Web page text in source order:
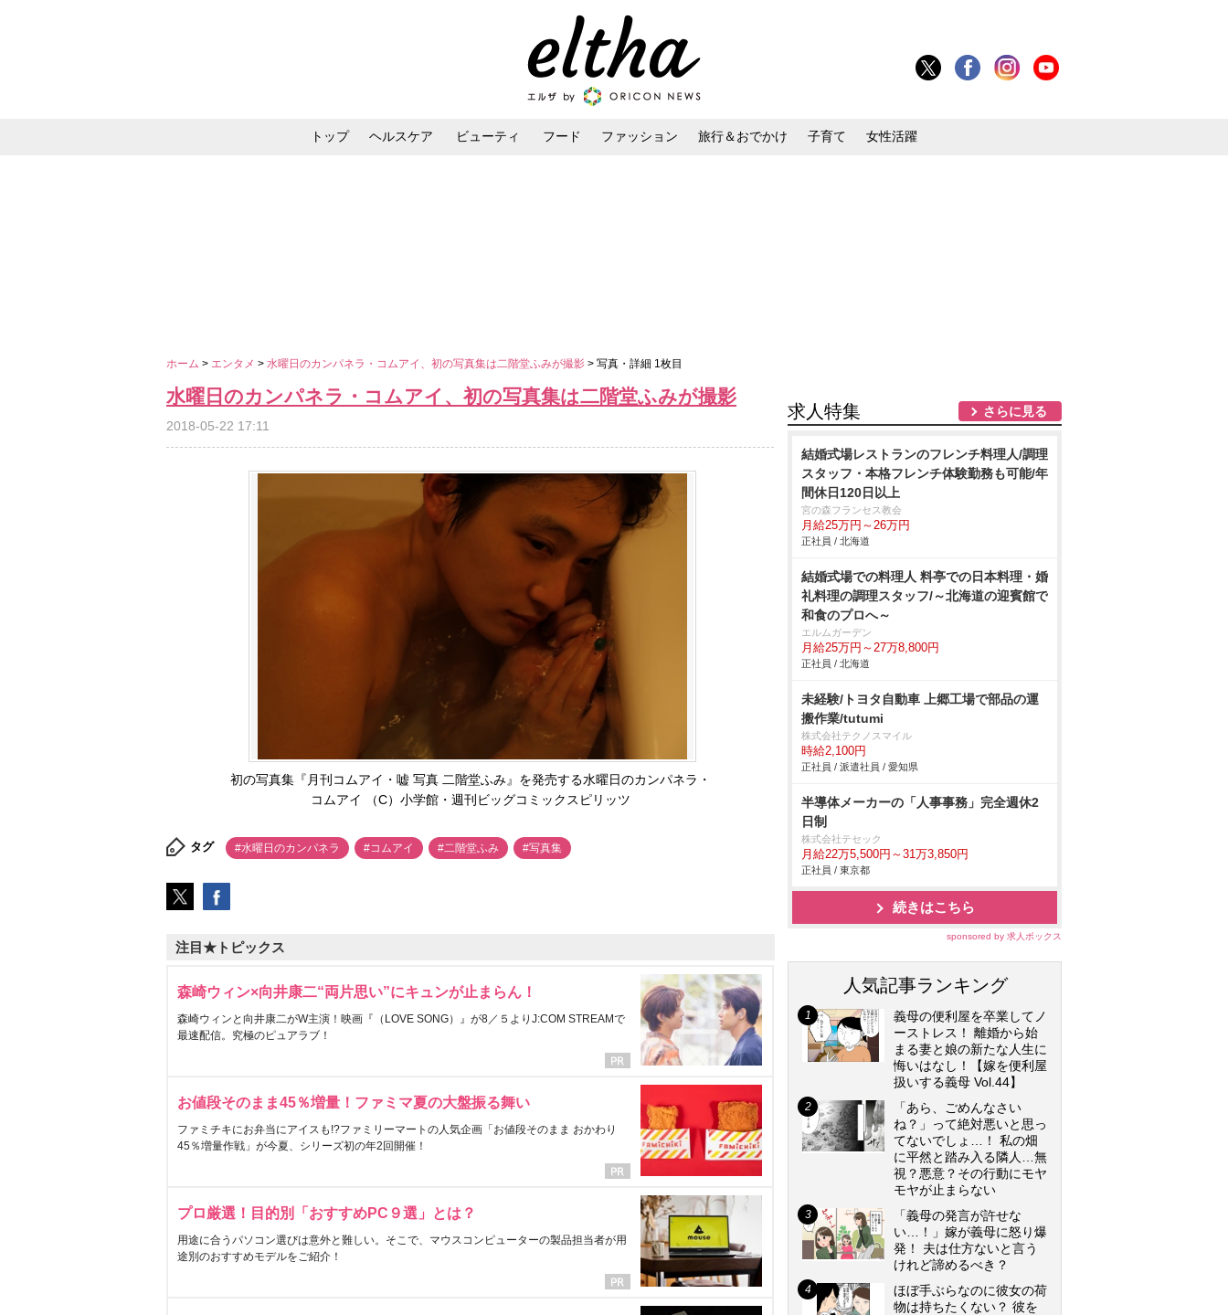
トップ ヘルスケア ビューティ フード ファッション 旅行＆おでかけ 子育て 女性活躍
ホーム > エンタメ > 水曜日のカンパネラ・コムアイ、初の写真集は二階堂ふみが撮影 > 写真・詳細 1枚目
水曜日のカンパネラ・コムアイ、初の写真集は二階堂ふみが撮影
2018-05-22 17:11
初の写真集『月刊コムアイ・嘘 写真 二階堂ふみ』を発売する水曜日のカンパネラ・
コムアイ （C）小学館・週刊ビッグコミックスピリッツ
タグ #水曜日のカンパネラ #コムアイ #二階堂ふみ #写真集
注目★トピックス
森崎ウィン×向井康二“両片思い”にキュンが止まらん！
森崎ウィンと向井康二がW主演！映画『（LOVE SONG）』が8／５よりJ:COM STREAMで
最速配信。究極のピュアラブ！
お値段そのまま45％増量！ファミマ夏の大盤振る舞い
ファミチキにお弁当にアイスも!?ファミリーマートの人気企画「お値段そのまま おかわり
45％増量作戦」が今夏、シリーズ初の年2回開催！
プロ厳選！目的別「おすすめPC９選」とは？
用途に合うパソコン選びは意外と難しい。そこで、マウスコンピューターの製品担当者が用
途別のおすすめモデルをご紹介！
求人特集 さらに見る
結婚式場レストランのフレンチ料理人/調理
スタッフ・本格フレンチ体験勤務も可能/年
間休日120日以上
宮の森フランセス教会
月給25万円～26万円
正社員 / 北海道
結婚式場での料理人 料亭での日本料理・婚
礼料理の調理スタッフ/～北海道の迎賓館で
和食のプロへ～
エルムガーデン
月給25万円～27万8,800円
正社員 / 北海道
未経験/トヨタ自動車 上郷工場で部品の運
搬作業/tutumi
株式会社テクノスマイル
時給2,100円
正社員 / 派遣社員 / 愛知県
半導体メーカーの「人事事務」完全週休2
日制
株式会社テセック
月給22万5,500円～31万3,850円
正社員 / 東京都
続きはこちら
sponsored by 求人ボックス
人気記事ランキング
義母の便利屋を卒業してノ
ーストレス！ 離婚から始
まる妻と娘の新たな人生に
悔いはなし！【嫁を便利屋
扱いする義母 Vol.44】
「あら、ごめんなさい
ね？」って絶対悪いと思っ
てないでしょ…！ 私の畑
に平然と踏み入る隣人…無
視？悪意？その行動にモヤ
モヤが止まらない
「義母の発言が許せな
い…！」嫁が義母に怒り爆
発！ 夫は仕方ないと言う
けれど諦めるべき？
ほぼ手ぶらなのに彼女の荷
物は持ちたくない？ 彼を